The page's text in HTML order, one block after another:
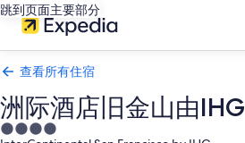
跳到页面主要部分
查看所有住宿
洲际酒店旧金山由IHG
4.0